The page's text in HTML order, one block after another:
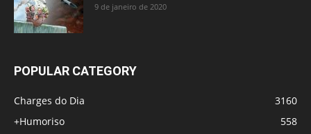
9 de janeiro de 2020
POPULAR CATEGORY
Charges do Dia
3160
+Humoriso
558